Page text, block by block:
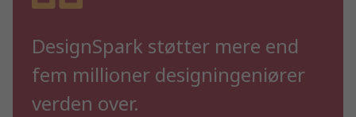
DesignSpark støtter mere end
fem millioner designingeniører
verden over.